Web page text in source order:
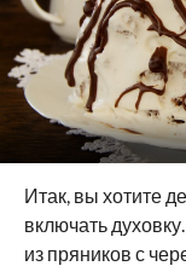
Итак, вы хотите
включать
из пряников с